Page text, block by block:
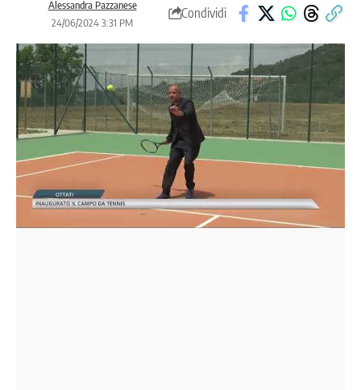
Alessandra Pazzanese
24/06/2024 3:31 PM
Condividi